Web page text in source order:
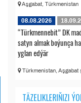
Aşgabat, Türkmenistan
08.08.2026
“Türkmennebit” DK
satyn almak boýunça
yglan edýär
Türkmenistan, Aşgabat
TÄZELIKLERIŇIZI